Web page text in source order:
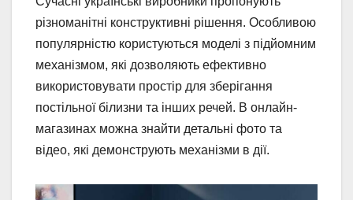
різноманітні конструктивні рішення. Особливою
популярністю користуються моделі з підйомним
механізмом, які дозволяють ефективно
використовувати простір для зберігання
постільної білизни та інших речей. В онлайн-
магазинах можна знайти детальні фото та
відео, які демонструють механізми в дії.